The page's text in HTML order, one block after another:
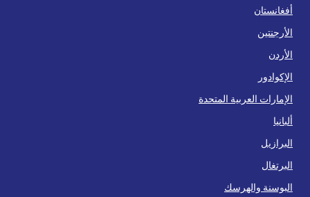
أفغانستان
الأرجنتين
الأردن
الإكوادور
الإمارات العربية المتحدة
ألبانيا
البرازيل
البرتغال
البوسنة والهرسك